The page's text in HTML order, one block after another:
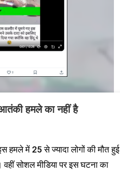
हमले का नहीं है
हमले में 25 से ज्यादा लोगों की मौत हुई
सोशल मीडिया पर इस घटना का